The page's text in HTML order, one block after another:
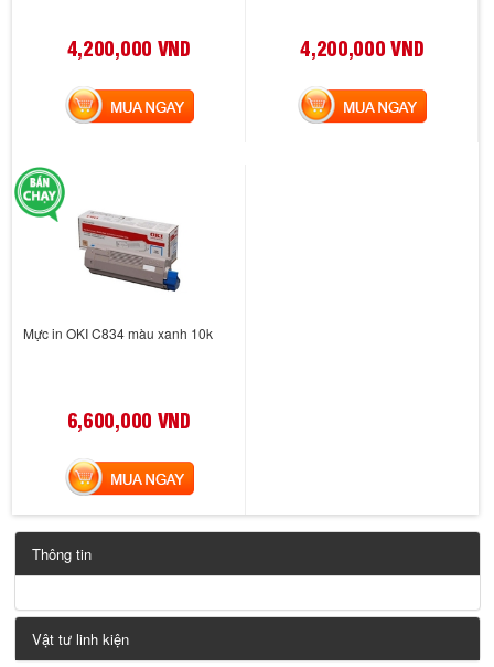
4,200,000 VND
MUA NGAY
4,200,000 VND
MUA NGAY
Mực in OKI C834 màu xanh 10k
6,600,000 VND
MUA NGAY
Thông tin
Vật tư linh kiện